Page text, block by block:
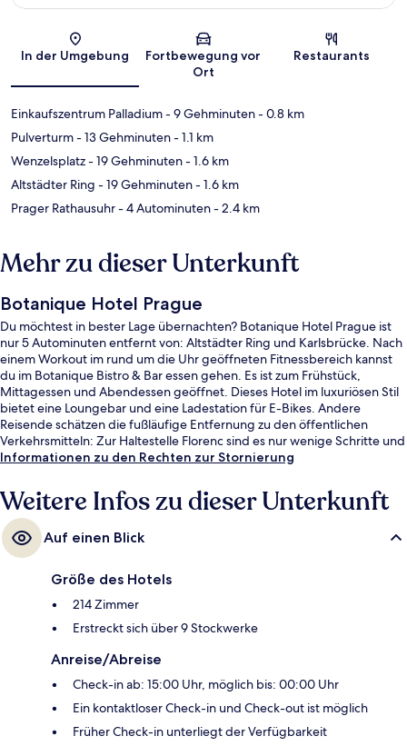
Karte
In der Umgebung
Fortbewegung vor
Ort
Restaurants
Einkaufszentrum Palladium- 9 Gehminuten- 0.8 km
Pulverturm- 13 Gehminuten- 1.1 km
Wenzelsplatz- 19 Gehminuten- 1.6 km
Altstädter Ring - 19 Gehminuten- 1.6 km
Prager Rathausuhr- 4 Autominuten- 2.4 km
Mehr zu dieser Unterkunft
Botanique Hotel Prague
Du möchtest in bester Lage übernachten? Botanique Hotel Prague ist
nur 5 Autominuten entfernt von: Altstädter Ring und Karlsbrücke. Nach
einem Workout im rund um die Uhr geöffneten Fitnessbereich kannst
du im Botanique Bistro & Bar essen gehen. Es ist zum Frühstück,
Mittagessen und Abendessen geöffnet. Dieses Hotel im luxuriösen Stil
bietet eine Loungebar und eine Ladestation für E-Bikes. Andere
Reisende schätzen die fußläufige Entfernung zu den öffentlichen
Verkehrsmitteln: Zur Haltestelle Florenc sind es nur wenige Schritte und
zur Metrostation Florenc sind es 4 Gehminuten.
Informationen zu den Rechten zur Stornierung
Weitere Infos zu dieser Unterkunft
Auf einen Blick
Größe des Hotels
214 Zimmer
Erstreckt sich über 9 Stockwerke
Anreise/Abreise
Check-in ab: 15:00 Uhr, möglich bis: 00:00 Uhr
Ein kontaktloser Check-in und Check-out ist möglich
Früher Check-in unterliegt der Verfügbarkeit